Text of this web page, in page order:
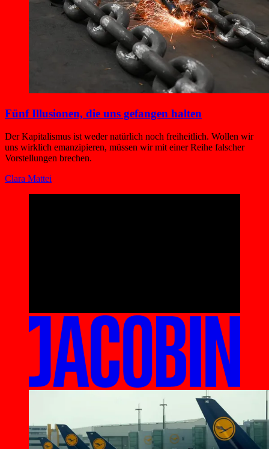
Fünf Illusionen, die uns gefangen halten
Der Kapitalismus ist weder natürlich noch freiheitlich. Wollen wir
uns wirklich emanzipieren, müssen wir mit einer Reihe falscher
Vorstellungen brechen.
Clara Mattei